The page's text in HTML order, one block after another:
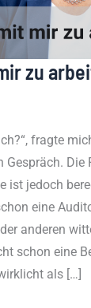
zu
fragte
Gespräch. Die
ist jedoch
eine
anderen
schon eine
als […]